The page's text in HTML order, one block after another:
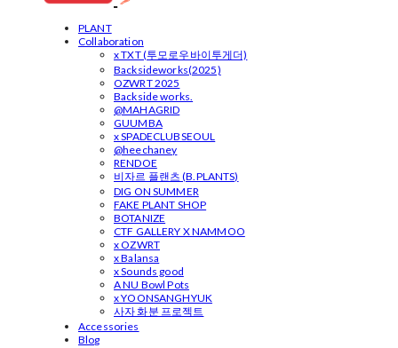
PLANT
Collaboration
x TXT (투모로우바이투게더)
Backsideworks(2025)
OZWRT 2025
Backside works.
@MAHAGRID
GUUMBA
x SPADECLUBSEOUL
@heechaney
RENDOE
비자르 플랜츠 (B.PLANTS)
DIG ON SUMMER
FAKE PLANT SHOP
BOTANIZE
CTF GALLERY X NAMMOO
x OZWRT
x Balansa
x Sounds good
A NU Bowl Pots
x YOONSANGHYUK
사자 화분 프로젝트
Accessories
Blog